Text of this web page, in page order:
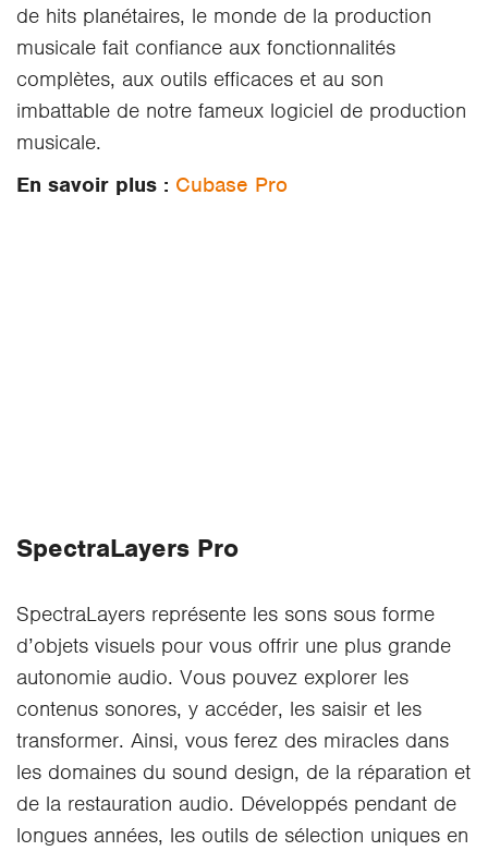
de hits planétaires, le monde de la production
musicale fait confiance aux fonctionnalités
complètes, aux outils efficaces et au son
imbattable de notre fameux logiciel de production
musicale.
En savoir plus : Cubase Pro
SpectraLayers Pro
SpectraLayers représente les sons sous forme
d’objets visuels pour vous offrir une plus grande
autonomie audio. Vous pouvez explorer les
contenus sonores, y accéder, les saisir et les
transformer. Ainsi, vous ferez des miracles dans
les domaines du sound design, de la réparation et
de la restauration audio. Développés pendant de
longues années, les outils de sélection uniques en